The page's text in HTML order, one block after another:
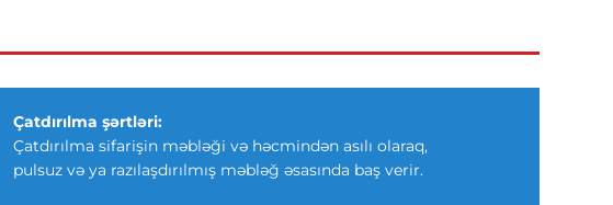
Çatdırılma şərtləri:
Çatdırılma sifarişin məbləği və həcmindən asılı olaraq,
pulsuz və ya razılaşdırılmış məbləğ əsasında baş verir.